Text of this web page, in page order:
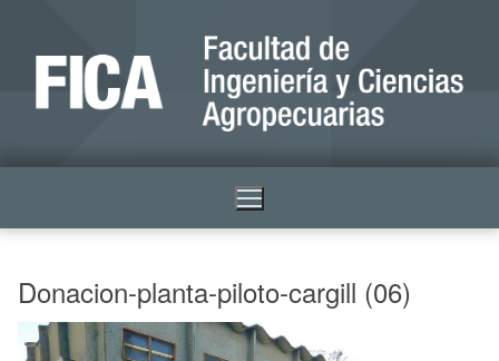
Donacion-planta-piloto-cargill (06)